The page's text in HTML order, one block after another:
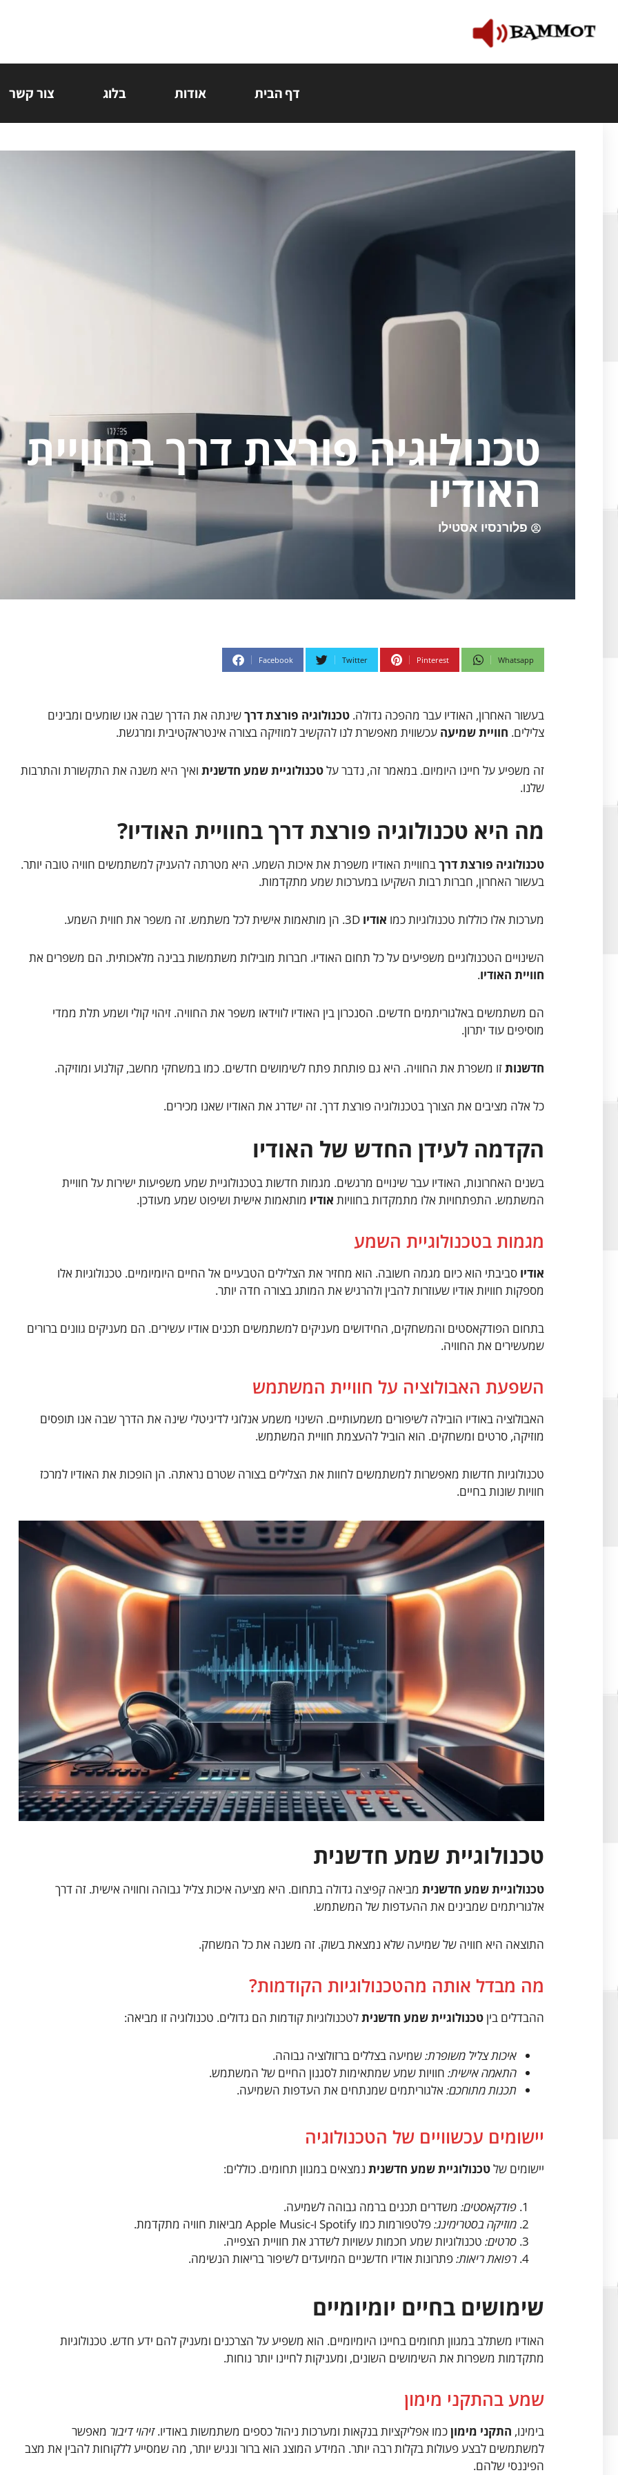
דף הבית אודות בלוג צור קשר
טכנולוגיה פורצת דרך בחוויית
האודיו
פלורנסיו אסטילו
Whatsapp
Pinterest
Twitter
Facebook
בעשור האחרון, האודיו עבר מהפכה גדולה. טכנולוגיה פורצת דרךשינתה את הדרך שבה אנו שומעים ומבינים
צלילים. חוויית שמיעה עכשווית מאפשרת לנו להקשיב למוזיקה בצורה אינטראקטיבית ומרגשת.
זה משפיע על חיינו היומיום. במאמר זה, נדבר עלטכנולוגיית שמע חדשנית ואיך היא משנה את התקשורת והתרבות
שלנו.
מה היא טכנולוגיה פורצת דרך בחוויית האודיו?
טכנולוגיה פורצת דרךבחוויית האודיו משפרת את איכות השמע. היא מטרתה להעניק למשתמשים חוויה טובה יותר.
בעשור האחרון, חברות רבות השקיעו במערכות שמע מתקדמות.
מערכות אלו כוללות טכנולוגיות כמו אודיו
השינויים הטכנולוגיים משפיעים על כל תחום האודיו. חברות מובילות משתמשות בבינה מלאכותית. הם משפרים את
חוויית האודיו.
הם משתמשים באלגוריתמים חדשים. הסנכרון בין האודיו לווידאו משפר את החוויה. זיהוי קולי ושמע תלת ממדי
מוסיפים עוד יתרון.
חדשנותזו משפרת את החוויה. היא גם פותחת פתח לשימושים חדשים. כמו במשחקי מחשב, קולנוע ומוזיקה.
כל אלה מציבים את הצורך בטכנולוגיה פורצת דרך. זה ישדרג את האודיו שאנו מכירים.
הקדמה לעידן החדש של האודיו
בשנים האחרונות, האודיו עבר שינויים מרגשים. מגמות חדשות בטכנולוגיית שמע משפיעות ישירות על חוויית
המשתמש. התפתחויות אלו מתמקדות בחוויות אודיו מותאמות אישית ושיפוט שמע מעודכן.
מגמות בטכנולוגיית השמע
אודיו סביבתי הוא כיום מגמה חשובה. הוא מחזיר את הצלילים הטבעיים אל החיים היומיומיים. טכנולוגיות אלו
מספקות חוויות אודיו שעוזרות להבין ולהרגיש את המותג בצורה חדה יותר.
בתחום הפודקאסטים והמשחקים, החידושים מעניקים למשתמשים תכנים אודיו עשירים. הם מעניקים גוונים ברורים
שמעשירים את החוויה.
השפעת האבולוציה על חוויית המשתמש
האבולוציה באודיו הובילה לשיפורים משמעותיים. השינוי משמע אנלוגי לדיגיטלי שינה את הדרך שבה אנו תופסים
מוזיקה, סרטים ומשחקים. הוא הוביל להעצמת חוויית המשתמש.
טכנולוגיות חדשות מאפשרות למשתמשים לחוות את הצלילים בצורה שטרם נראתה. הן הופכות את האודיו למרכז
חוויות שונות בחיים.
טכנולוגיית שמע חדשנית
טכנולוגיית שמע חדשנית מביאה קפיצה גדולה בתחום. היא מציעה איכות צליל גבוהה וחוויה אישית. זה דרך
אלגוריתמים שמבינים את ההעדפות של המשתמש.
התוצאה היא חוויה של שמיעה שלא נמצאת בשוק. זה משנה את כל המשחק.
מה מבדל אותה מהטכנולוגיות הקודמות?
ההבדלים בין טכנולוגיית שמע חדשניתלטכנולוגיות קודמות הם גדולים. טכנולוגיה זו מביאה:
איכות צליל משופרת:שמיעה בצללים ברזולוציה גבוהה.
התאמה אישית: חוויות שמע שמתאימות לסגנון החיים של המשתמש.
תכנות מתוחכם: אלגוריתמים שמנתחים את העדפות השמיעה.
יישומים עכשוויים של הטכנולוגיה
יישומים שלטכנולוגיית שמע חדשנית נמצאים במגוון תחומים. כוללים:
פודקאסטים: משדרים תכנים ברמה גבוהה לשמיעה.
מוזיקה בסטרימינג:פלטפורמות כמו Spotify ו-Apple Music מביאות חוויה מתקדמת.
סרטים: טכנולוגיות שמע חכמות עשויות לשדרג את חוויית הצפייה.
רפואת ריאות:פתרונות אודיו חדשניים המיועדים לשיפור בריאות הנשימה.
שימושים בחיים יומיומיים
האודיו משתלב במגוון תחומים בחיינו היומיומיים. הוא משפיע על הצרכנים ומעניק להם ידע חדש. טכנולוגיות
מתקדמות משפרות את השימושים השונים, ומעניקות לחיינו יותר נוחות.
שמע בהתקני מימון
בימינו, התקני מימוןכמו אפליקציות בנקאות ומערכות ניהול כספים משתמשות באודיו.זיהוי דיבור מאפשר
למשתמשים לבצע פעולות בקלות רבה יותר. המידע המוצג הוא ברור ונגיש יותר, מה שמסייע ללקוחות להבין את מצב
הפיננסי שלהם.